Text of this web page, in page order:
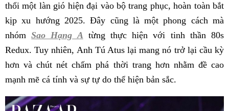
thổi một làn gió hiện đại vào bộ trang phục, hoàn toàn bắt
kịp xu hướng 2025. Đây cũng là một phong cách mà
nhómSao Hạng A từng thực hiện với tinh thần 80s
Redux. Tuy nhiên, Anh Tú Atus lại mang nó trở lại cầu kỳ
hơn và chút nét chấm phá thời trang hơn nhằm đề cao
mạnh mẽ cá tính và sự tự do thể hiện bản sắc.